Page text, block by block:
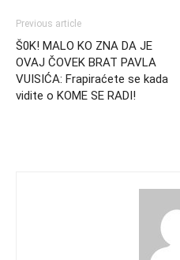
Previous article
Š0K! MALO KO ZNA DA JE
OVAJ ČOVEK BRAT PAVLA
VUISIĆA: Frapiraćete se kada
vidite o KOME SE RADI!